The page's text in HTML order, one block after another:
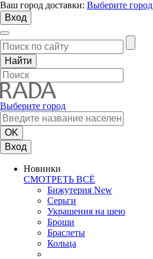
Ваш город доставки: Выберите город
Вход
Выберите город
Вход
Новинки
СМОТРЕТЬ ВСЁ
Бижутерия New
Серьги
Украшения на шею
Броши
Браслеты
Кольца